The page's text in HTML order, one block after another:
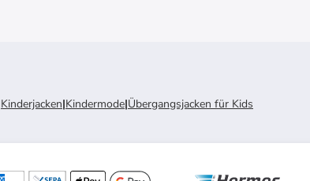
Kinderjacken|Kindermode|Übergangsjacken für Kids